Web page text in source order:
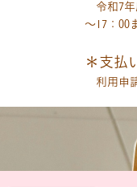
令和7年
～17：00
＊支払
利用申